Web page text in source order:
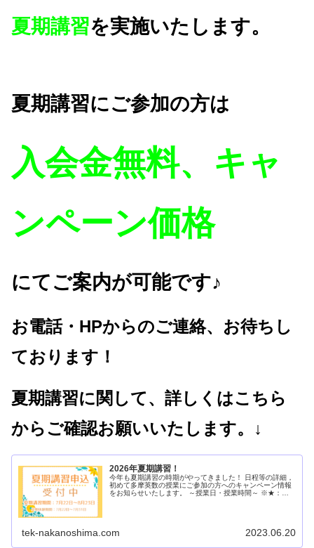
夏期講習を実施いたします。
夏期講習にご参加の方は
入会金無料、キャ
ンペーン価格
にてご案内が可能です♪
お電話・HPからのご連絡、お待ちし
ております！
夏期講習に関して、詳しくはこちら
からご確認お願いいたします。↓
2026年夏期講習！
今年も夏期講習の時期がやってきました！ 日程等の詳細，
初めて多摩英数の授業にご参加の方へのキャンペーン情報
をお知らせいたします。 ～授業日・授業時間～ ※★：入
tek-nakanoshima.com 2023.06.20